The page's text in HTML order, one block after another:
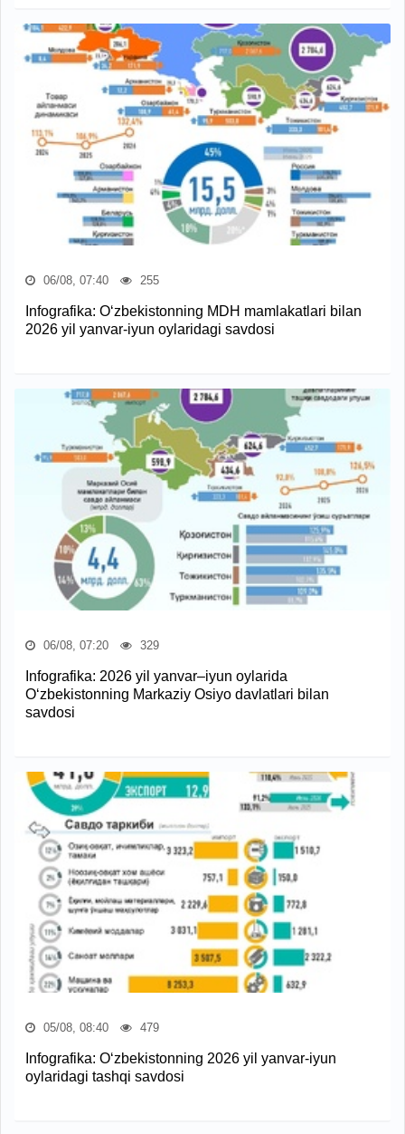
06/08, 07:40 255
Infografika: O‘zbekistonning MDH mamlakatlari bilan
2026 yil yanvar-iyun oylaridagi savdosi
06/08, 07:20 329
Infografika: 2026 yil yanvar–iyun oylarida
O‘zbekistonning Markaziy Osiyo davlatlari bilan
savdosi
05/08, 08:40 479
Infografika: O‘zbekistonning 2026 yil yanvar-iyun
oylaridagi tashqi savdosi